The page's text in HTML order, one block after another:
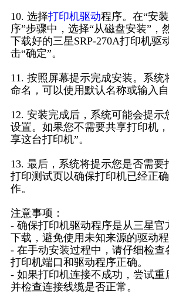
10. 选择打印机驱动程序。在“安
序”步骤中，选择“从磁盘安装”，
下载好的三星SRP-270A打印机驱
击“确定”。
11. 按照屏幕提示完成安装。系统
命名，可以使用默认名称或输入自
12. 安装完成后，系统可能会提示
设置。如果您不需要共享打印机
享这台打印机”。
13. 最后，系统将提示您是否需要
打印测试页以确保打印机已经正
作。
注意事项：
- 确保打印机驱动程序是从三星官
下载，避免使用未知来源的驱动程
- 在手动安装过程中，请仔细检查
打印机端口和驱动程序正确。
- 如果打印机连接不成功，尝试重
并检查连接线缆是否正常。